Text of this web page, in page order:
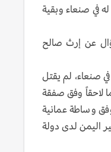
في صنعاء وبقية
إلى الأذهان السؤال عن إرث صالح
صنعاء، لم يقتل
لاحقاً وفق صفقة
وساطة عمانية
اليمن لدى دولة